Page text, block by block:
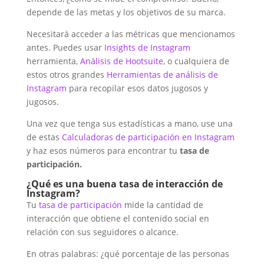
depende de las metas y los objetivos de su marca.
Necesitará acceder a las métricas que mencionamos
antes. Puedes usar Insights de Instagram
herramienta, Análisis de Hootsuite, o cualquiera de
estos otros grandes Herramientas de análisis de
Instagram para recopilar esos datos jugosos y
jugosos.
Una vez que tenga sus estadísticas a mano, use una
de estas Calculadoras de participación en Instagram
y haz esos números para encontrar tu tasa de
participación.
¿Qué es una buena tasa de interacción de
Instagram?
Tu tasa de participación mide la cantidad de
interacción que obtiene el contenido social en
relación con sus seguidores o alcance.
En otras palabras: ¿qué porcentaje de las personas